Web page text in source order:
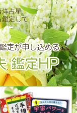
洋占星
鑑定して